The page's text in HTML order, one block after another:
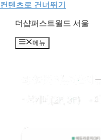
컨텐츠로 건너뛰기
더샵퍼스트월드 서울
메뉴